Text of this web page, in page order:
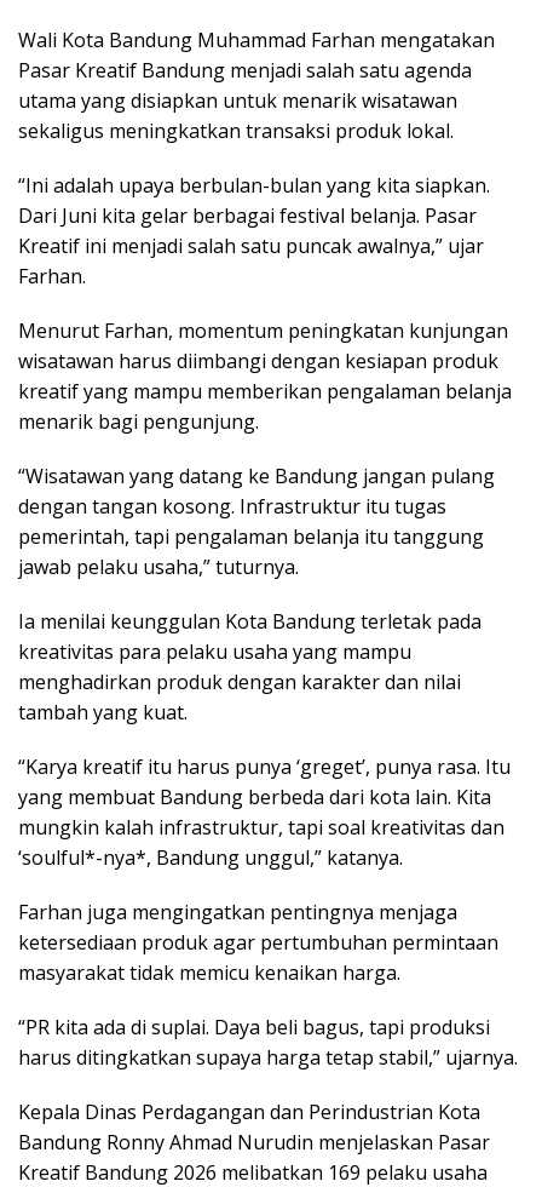
Wali Kota Bandung Muhammad Farhan mengatakan
Pasar Kreatif Bandung menjadi salah satu agenda
utama yang disiapkan untuk menarik wisatawan
sekaligus meningkatkan transaksi produk lokal.
“Ini adalah upaya berbulan-bulan yang kita siapkan.
Dari Juni kita gelar berbagai festival belanja. Pasar
Kreatif ini menjadi salah satu puncak awalnya,” ujar
Farhan.
Menurut Farhan, momentum peningkatan kunjungan
wisatawan harus diimbangi dengan kesiapan produk
kreatif yang mampu memberikan pengalaman belanja
menarik bagi pengunjung.
“Wisatawan yang datang ke Bandung jangan pulang
dengan tangan kosong. Infrastruktur itu tugas
pemerintah, tapi pengalaman belanja itu tanggung
jawab pelaku usaha,” tuturnya.
Ia menilai keunggulan Kota Bandung terletak pada
kreativitas para pelaku usaha yang mampu
menghadirkan produk dengan karakter dan nilai
tambah yang kuat.
“Karya kreatif itu harus punya ‘greget’, punya rasa. Itu
yang membuat Bandung berbeda dari kota lain. Kita
mungkin kalah infrastruktur, tapi soal kreativitas dan
‘soulful*-nya*, Bandung unggul,” katanya.
Farhan juga mengingatkan pentingnya menjaga
ketersediaan produk agar pertumbuhan permintaan
masyarakat tidak memicu kenaikan harga.
“PR kita ada di suplai. Daya beli bagus, tapi produksi
harus ditingkatkan supaya harga tetap stabil,” ujarnya.
Kepala Dinas Perdagangan dan Perindustrian Kota
Bandung Ronny Ahmad Nurudin menjelaskan Pasar
Kreatif Bandung 2026 melibatkan 169 pelaku usaha